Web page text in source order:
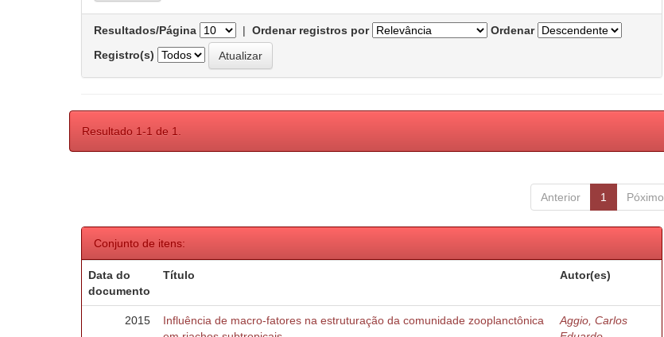
Resultados/Página | Ordenar registros por
Ordenar
Registro(s)
Resultado 1-1 de 1.
Anterior 1 Póximo
Conjunto de itens:
Data do
documento
Título Autor(es)
2015
Influência de macro-fatores na estruturação da comunidade zooplanctônica
Aggio, Carlos